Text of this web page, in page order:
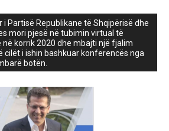
i Partisë Republikane të Shqipërisë dhe
mori pjesë në tubimin virtual të
në korrik 2020 dhe mbajti një fjalim
cilët i ishin bashkuar konferencës nga
botën.